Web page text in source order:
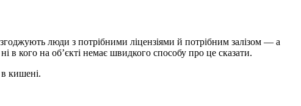
люди з потрібними ліцензіями й потрібним залізом — а
в кого на об’єкті немає швидкого способу про це сказати.
кишені.